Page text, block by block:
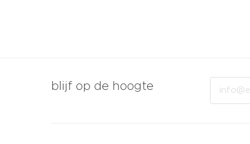
blijf op de hoogte